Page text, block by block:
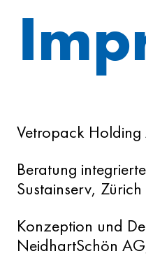
Vetropack
Beratung
Sustainserv, Zürich
Konzeption und
NeidhartSchön